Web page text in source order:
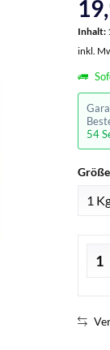
Inhalt:
inkl.
53